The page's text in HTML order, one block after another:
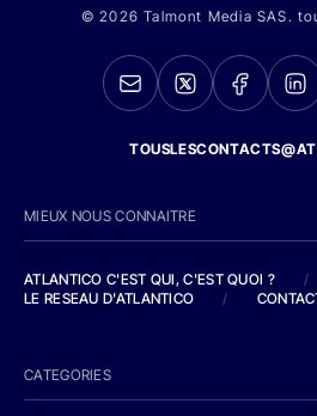
© 2026 Talmont Media SAS.
MIEUX NOUS CONNAITRE
ATLANTICO C'EST QUI, C'EST QUOI ?
/
LE RESEAU D'ATLANTICO
/
CATEGORIES